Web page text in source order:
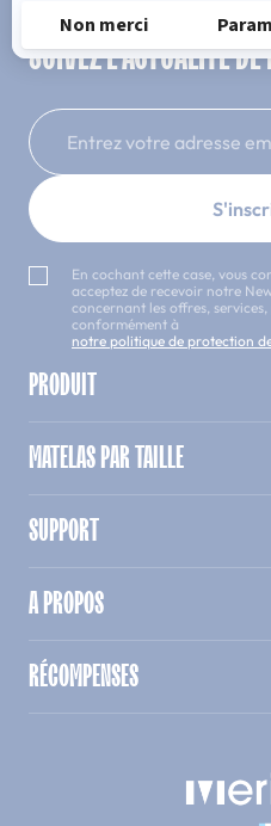
SUIVEZ L'ACTUALITÉ
Entrez votre adresse
En cochant cette case, vous
acceptez de recevoir notre
concernant les offres,
conformément à
notre politique de protection
PRODUIT
MATELAS PAR TAILLE
SUPPORT
A PROPOS
RÉCOMPENSES